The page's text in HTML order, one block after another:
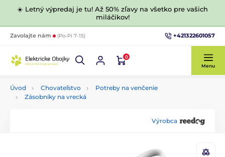
☀️ Letný výpredaj je tu! Až 50% zľavy na všetko pre vašich
miláčikov!
Zavolajte nám (Po-Pi 7-15) +421322601057
0
Menu
Úvod Chovateľstvo
Potreby na venčenie
Zásobníky na vrecká
Výrobca